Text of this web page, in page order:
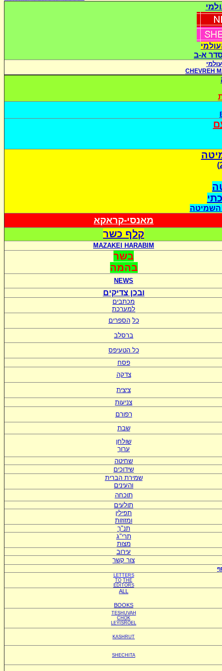
סדר א-ב
CHEVREH
השמיטה
מאנסי-קראקא
קלף כשר
MAZAKEI HARABIM
בשר
בהמה
NEWS
ובכן צדיקים
מכתבים
למערכת
כל הספרים
ברסלב
כל הטעיפס
פסח
צדקה
ציצית
צניעות
רפורם
שבת
שולחן
ערוך
שחיטה
שידוכים
שמירת הברית
והעינים
תוכחה
תולעים
תפילין
ומזוזות
תנ"ך
תרי"ג
מצות
עירוב
צור קשר
LETTERS
TO THE
EDITORS
ALL
BOOKS
TESHUVAH
CHOK
LEYISROEL
KASHRUT
SHECHITA